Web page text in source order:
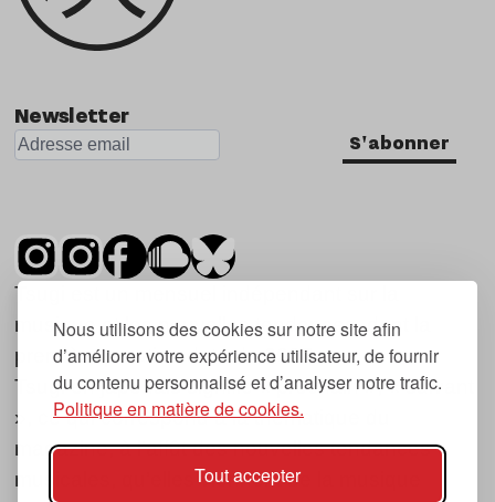
Nous utilisons des cookies sur notre site afin
d’améliorer votre expérience utilisateur, de fournir
du contenu personnalisé et d’analyser notre trafic.
Politique en matière de cookies.
Tout accepter
Newsletter
S'abonner
Tsugi est un mensuel indépendant sur la
musique et les nouvelles tendances, dont la
première parution date de 2007.
Tsugi en japonais signifie « prochain », « suivant
», ce qui correspond à la thématique du
magazine, à l’affût des nouvelles tendances
musicales, qu’elles viennent de la musique